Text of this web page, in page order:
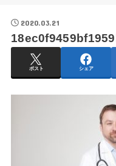
2020.03.21
ポスト シェア